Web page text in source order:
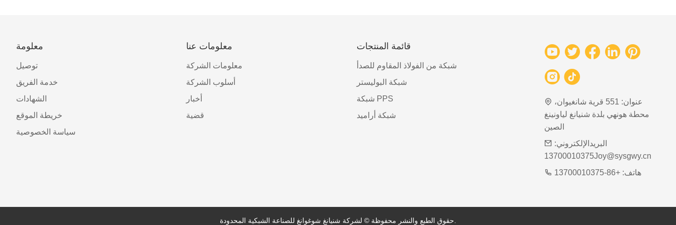
معلومة
توصيل
خدمة الفريق
الشهادات
خريطة الموقع
سياسة الخصوصية
معلومات عنا
معلومات الشركة
أسلوب الشركة
أخبار
قضية
قائمة المنتجات
شبكة من الفولاذ المقاوم للصدأ
شبكة البوليستر
شبكة PPS
شبكة أراميد
عنوان:
551 قرية شانغيوان،
محطة هونهي بلدة شنيانغ لياونينغ
الصين
البريدالإلكتروني:
13700010375Joy@sysgwy.cn
هاتف: +86-13700010375